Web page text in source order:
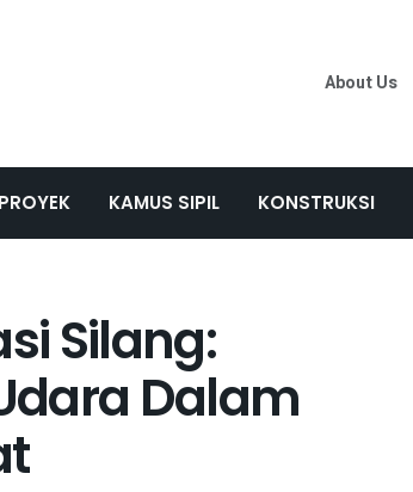
About Us
KAMUS SIPIL KONSTRUKSI
Silang:
Dalam